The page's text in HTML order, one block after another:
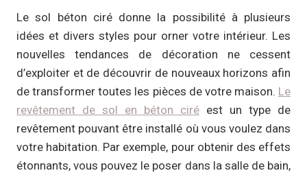
Le sol béton ciré donne la possibilité à plusieurs
idées et divers styles pour orner votre intérieur. Les
nouvelles tendances de décoration ne cessent
d’exploiter et de découvrir de nouveaux horizons afin
de transformer toutes les pièces de votre maison. Le
revêtement de sol en béton ciré est un type de
revêtement pouvant être installé où vous voulez dans
votre habitation. Par exemple, pour obtenir des effets
étonnants, vous pouvez le poser dans la salle de bain,